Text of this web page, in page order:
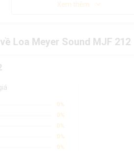
Xem thêm
Loa Meyer Sound MJF 212
0%
0%
0%
0%
0%